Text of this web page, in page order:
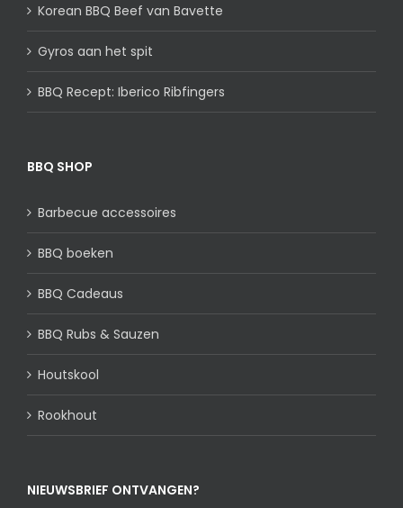
Korean BBQ Beef van Bavette
Gyros aan het spit
BBQ Recept: Iberico Ribfingers
BBQ SHOP
Barbecue accessoires
BBQ boeken
BBQ Cadeaus
BBQ Rubs & Sauzen
Houtskool
Rookhout
NIEUWSBRIEF ONTVANGEN?